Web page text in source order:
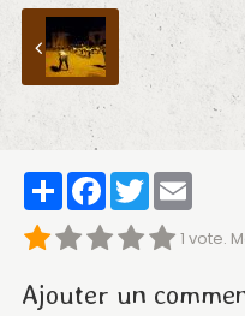
PartagerFacebook
Twitter
1 vote.
Ajouter un